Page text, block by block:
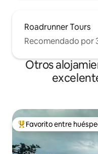
Roadrunner Tours
Recomendado por
Otros
Favorito entre
Favorito entre